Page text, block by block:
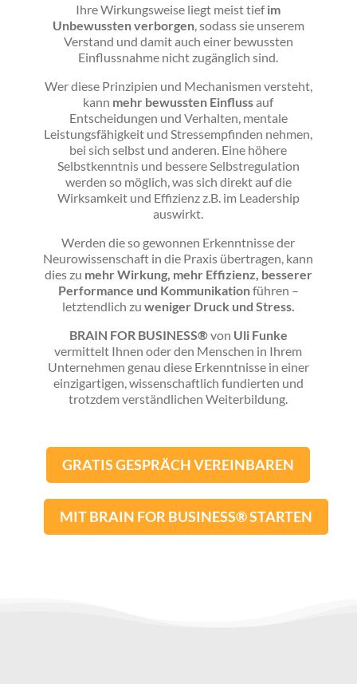
Ihre Wirkungsweise liegt meist tiefim
Unbewussten verborgen, sodass sie unserem
Verstand und damit auch einer bewussten
Einflussnahme nicht zugänglich sind.
Wer diese Prinzipien und Mechanismen versteht,
kann mehr bewussten Einflussauf
Entscheidungen und Verhalten, mentale
Leistungsfähigkeit und Stressempfinden nehmen,
bei sich selbst und anderen. Eine höhere
Selbstkenntnis und bessere Selbstregulation
werden so möglich, was sich direkt auf die
Wirksamkeit und Effizienz z.B. im Leadership
auswirkt.
Werden die so gewonnen Erkenntnisse der
Neurowissenschaft in die Praxis übertragen, kann
dies zu mehr Wirkung, mehr Effizienz, besserer
Performance und Kommunikationführen –
letztendlich zu weniger Druck und Stress.
BRAIN FOR BUSINESS®von Uli Funke
vermittelt Ihnen oder den Menschen in Ihrem
Unternehmen genau diese Erkenntnisse in einer
einzigartigen, wissenschaftlich fundierten und
trotzdem verständlichen Weiterbildung.
GRATIS GESPRÄCH VEREINBAREN
MIT BRAIN FOR BUSINESS® STARTEN